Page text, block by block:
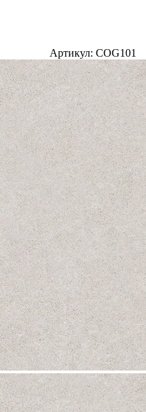
Артикул: COG101